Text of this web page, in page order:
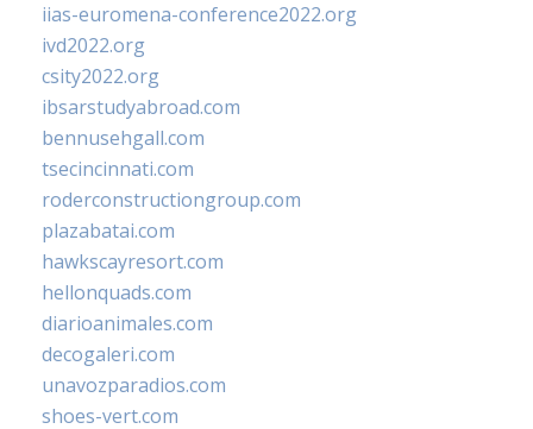
iias-euromena-conference2022.org
ivd2022.org
csity2022.org
ibsarstudyabroad.com
bennusehgall.com
tsecincinnati.com
roderconstructiongroup.com
plazabatai.com
hawkscayresort.com
hellonquads.com
diarioanimales.com
decogaleri.com
unavozparadios.com
shoes-vert.com